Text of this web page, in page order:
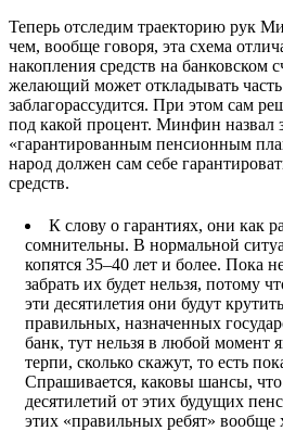
Теперь отследим траекторию рук
чем, вообще говоря, эта схема
накопления средств на банковском
желающий может откладывать
заблагорассудится. При этом сам
под какой процент. Минфин назвал
«гарантированным пенсионным
народ должен сам себе
средств.
К слову о гарантиях, они как
сомнительны. В нормальной
копятся 35–40 лет и более. Пока
забрать их будет нельзя, потому
эти десятилетия они будут
правильных, назначенных
банк, тут нельзя в любой момент
терпи, сколько скажут, то есть
Спрашивается, каковы шансы, что
десятилетий от этих будущих
этих «правильных ребят» вообще